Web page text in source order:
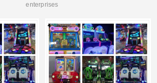
enterprises